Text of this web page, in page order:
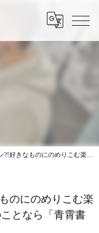
む楽しさを、趣味で感じる☆書道のことなら「青霄書法会」
のにのめりこむ楽
となら「青霄書